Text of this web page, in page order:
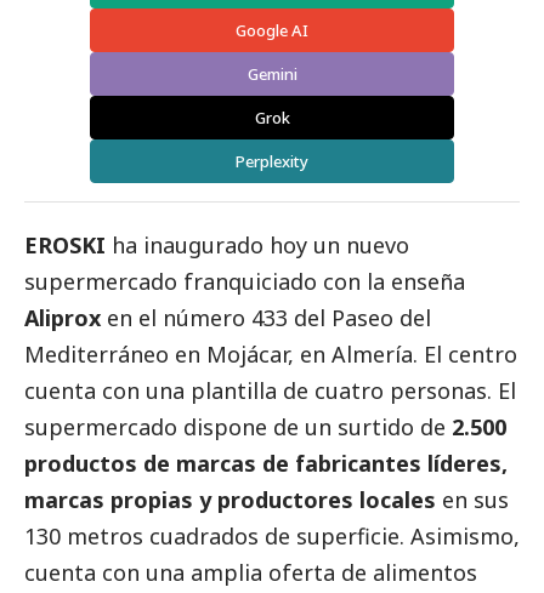
Google AI
Gemini
Grok
Perplexity
EROSKI ha inaugurado hoy un nuevo
supermercado franquiciado con la enseña
Aliprox en el número 433 del Paseo del
Mediterráneo en Mojácar, en Almería. El centro
cuenta con una plantilla de cuatro personas. El
supermercado dispone de un surtido de 2.500
productos de marcas de fabricantes líderes,
marcas propias y productores locales en sus
130 metros cuadrados de superficie. Asimismo,
cuenta con una amplia oferta de alimentos